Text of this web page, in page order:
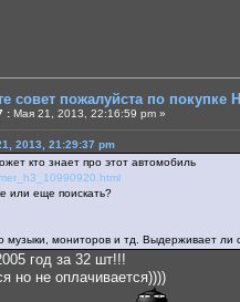
совет пожалуйста по покупке
: Мая 21, 2013, 22:16:59 pm »
2013, 21:29:37 pm
кто знает про этот автомобиль
или еще поискать?
музыки, мониторов и тд. Выдерживает ли
год за 32 шт!!!
но не оплачивается))))